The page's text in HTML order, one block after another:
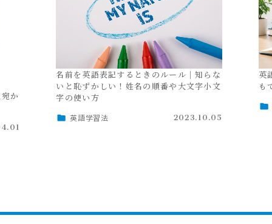
か
名前を英語表記するときのルール｜知らな
いと恥ずかしい！姓名の順番や大文字小文
字の使い方
英語学習法 2023.10.05
英
も